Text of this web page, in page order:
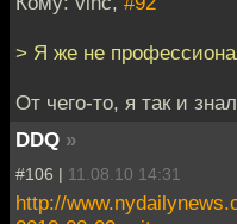
> Я же не
От чего-то, я так и
DDQ »
#106 | 11.08.10 14:31
http://